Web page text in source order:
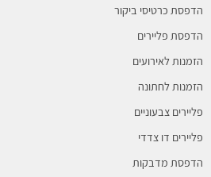
הדפסת כרטיסי ביקור
הדפסת פליירים
הזמנות לאירועים
הזמנות לחתונה
פליירים צבעוניים
פליירים דו צדדי
הדפסת מדבקות